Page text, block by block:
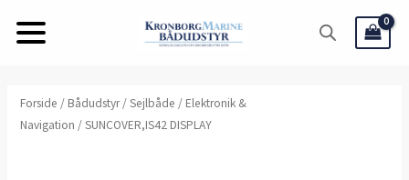
Forside / Bådudstyr/Sejlbåde / Elektronik &
Navigation / SUNCOVER,IS42 DISPLAY